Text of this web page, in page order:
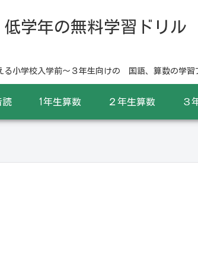
低学年の無料学習ドリル
る小学校入学前〜３年生向けの 国語、算数の学習
読 1年生算数 ２年生算数 ３